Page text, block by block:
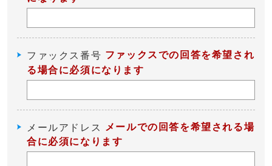
ファックス番号 ファックスでの回答を希望され
る場合に必須になります
メールアドレス
メールでの回答を希望される場
合に必須になります